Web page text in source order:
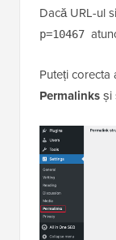
Dacă URL-ul
p=10467
Puteți corecta
Permalinksși